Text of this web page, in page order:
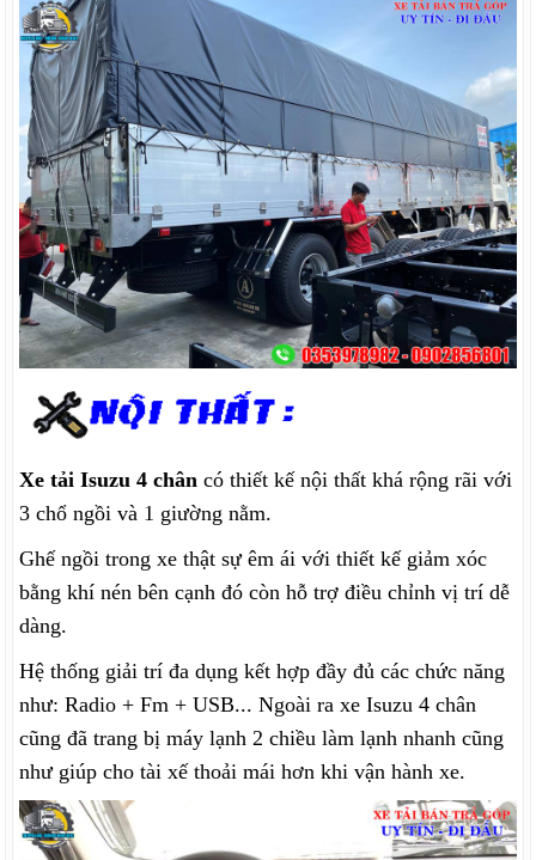
Xe tải Isuzu 4 chân có thiết kế nội thất khá rộng rãi với
3 chổ ngồi và 1 giường nằm.
Ghế ngồi trong xe thật sự êm ái với thiết kế giảm xóc
bằng khí nén bên cạnh đó còn hỗ trợ điều chỉnh vị trí dễ
dàng.
Hệ thống giải trí đa dụng kết hợp đầy đủ các chức năng
như: Radio + Fm + USB... Ngoài ra xe Isuzu 4 chân
cũng đã trang bị máy lạnh 2 chiều làm lạnh nhanh cũng
như giúp cho tài xế thoải mái hơn khi vận hành xe.